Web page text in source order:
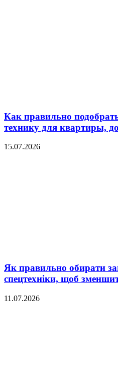
Как правильно
технику для квартиры,
15.07.2026
Як правильно обирати
спецтехніки, щоб
11.07.2026